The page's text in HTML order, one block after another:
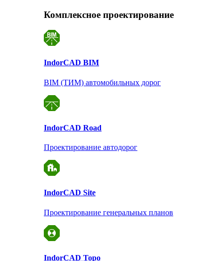
Комплексное проектирование
IndorCAD BIM
BIM (ТИМ) автомобильных дорог
IndorCAD Road
Проектирование автодорог
IndorCAD Site
Проектирование генеральных планов
IndorCAD Topo